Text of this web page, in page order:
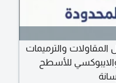
والترميمات
والايبوكسي للأسطح